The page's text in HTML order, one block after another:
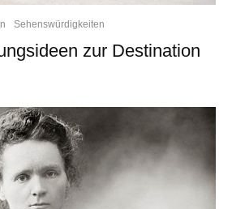
Sehenswürdigkeiten
zur Destination